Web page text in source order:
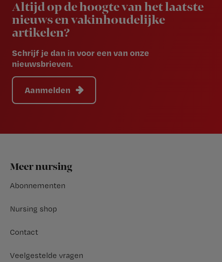
Altijd op de hoogte van het laatste
nieuws en vakinhoudelijke
artikelen?
Schrijf je dan in voor een van onze
nieuwsbrieven.
Aanmelden
Footer
Meer nursing
Abonnementen
Nursing shop
Contact
Veelgestelde vragen